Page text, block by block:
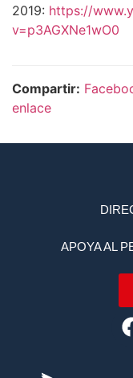
2019: https://
v=p3AGXNe1wO0
Compartir:
enlace
APOYA AL